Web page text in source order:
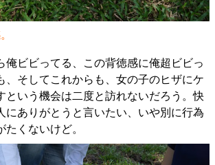
俺ビビってる、この背徳感に俺超ビビっ
、そしてこれからも、女の子のヒザにケ
という機会は二度と訪れないだろう。快
にありがとうと言いたい、いや別に行為
くないけど。